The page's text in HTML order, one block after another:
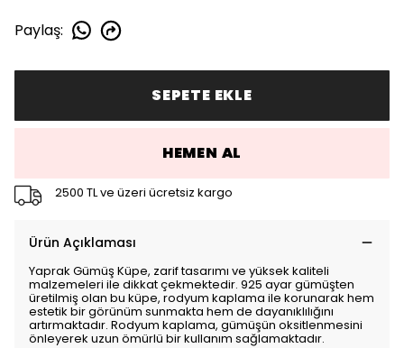
Paylaş:
SEPETE EKLE
HEMEN AL
2500 TL ve üzeri ücretsiz kargo
Ürün Açıklaması
Yaprak Gümüş Küpe, zarif tasarımı ve yüksek kaliteli
malzemeleri ile dikkat çekmektedir. 925 ayar gümüşten
üretilmiş olan bu küpe, rodyum kaplama ile korunarak hem
estetik bir görünüm sunmakta hem de dayanıklılığını
artırmaktadır. Rodyum kaplama, gümüşün oksitlenmesini
önleyerek uzun ömürlü bir kullanım sağlamaktadır.